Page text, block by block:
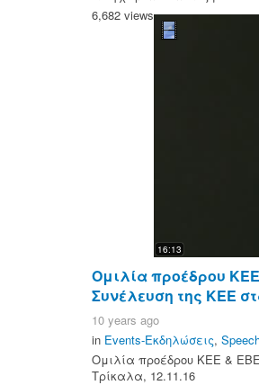
6,682 views
16:13
Ομιλία προέδρου
Συνέλευση της ΚΕΕ
10 years ago
in Events-Εκδηλώσεις,
Ομιλία προέδρου ΚΕΕ &
Τρίκαλα, 12.11.16